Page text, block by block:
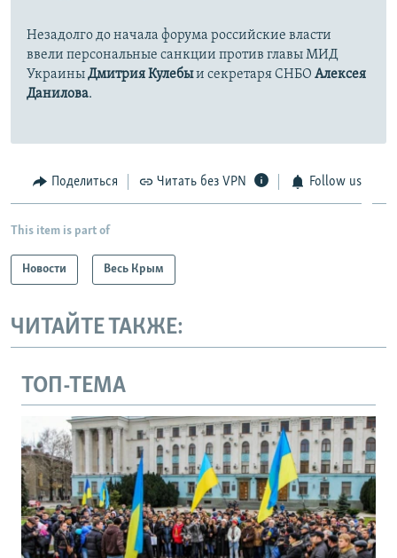
Незадолго до начала форума российские власти
ввели персональные санкции против главы МИД
УкраиныДмитрия Кулебыи секретаря СНБО Алексея
Данилова.
Поделиться Читать без VPN Follow us
This item is part of
Новости Весь Крым
ЧИТАЙТЕ ТАКЖЕ:
ТОП-ТЕМА